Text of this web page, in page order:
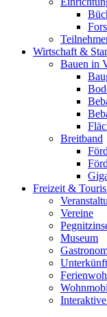
Wirtschaft &
Bauen in
Breitband
Freizeit &
Vereine
Museum